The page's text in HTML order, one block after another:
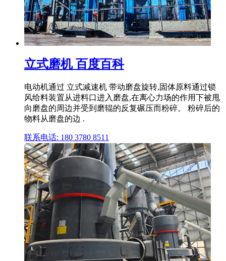
立式磨机 百度百科
电动机通过 立式减速机 带动磨盘旋转,固体原料通过锁
风给料装置从进料口进入磨盘,在离心力场的作用下被甩
向磨盘的周边并受到磨辊的反复碾压而粉碎。 粉碎后的
物料从磨盘的边 .
联系电话: 180 3780 8511